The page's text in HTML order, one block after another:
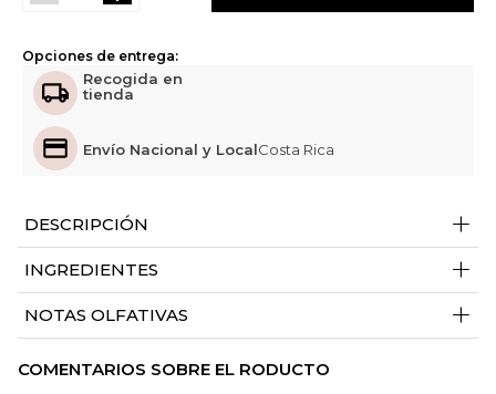
Opciones de entrega:
Recogida en
tienda
Envío Nacional y LocalCosta Rica
DESCRIPCIÓN +
INGREDIENTES +
NOTAS OLFATIVAS +
COMENTARIOS SOBRE EL RODUCTO